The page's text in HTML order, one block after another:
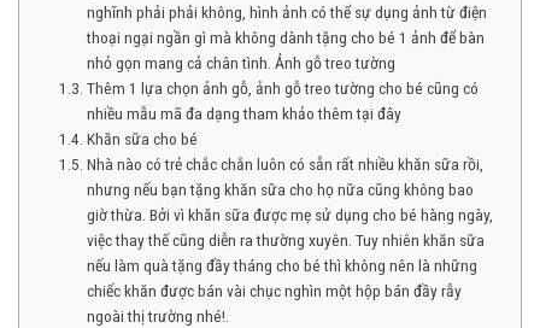
nghĩnh phải phải không, hình ảnh có thể sự dụng ảnh từ điện
thoại ngại ngần gì mà không dành tặng cho bé 1 ảnh để bàn
nhỏ gọn mang cả chân tình. Ảnh gỗ treo tường
Thêm 1 lựa chọn ảnh gỗ, ảnh gỗ treo tường cho bé cũng có
nhiều mẫu mã đa dạng tham khảo thêm tại đây
Khăn sữa cho bé
Nhà nào có trẻ chắc chắn luôn có sẵn rất nhiều khăn sữa rồi,
nhưng nếu bạn tặng khăn sữa cho họ nữa cũng không bao
giờ thừa. Bởi vì khăn sữa được mẹ sử dụng cho bé hàng ngày,
việc thay thế cũng diễn ra thường xuyên. Tuy nhiên khăn sữa
nếu làm quà tặng đầy tháng cho bé thì không nên là những
chiếc khăn được bán vài chục nghìn một hộp bán đầy rẫy
ngoài thị trường nhé!.